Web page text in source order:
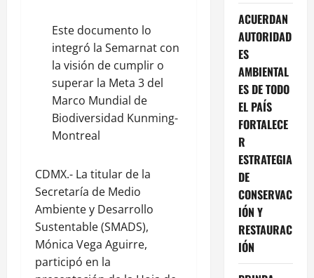
Este documento lo
integró la Semarnat con
la visión de cumplir o
superar la Meta 3 del
Marco Mundial de
Biodiversidad Kunming-
Montreal
CDMX.- La titular de la
Secretaría de Medio
Ambiente y Desarrollo
Sustentable (SMADS),
Mónica Vega Aguirre,
participó en la
ACUERDAN
AUTORIDAD
ES
AMBIENTAL
ES DE TODO
EL PAÍS
FORTALECE
R
ESTRATEGIA
DE
CONSERVAC
IÓN Y
RESTAURAC
IÓN